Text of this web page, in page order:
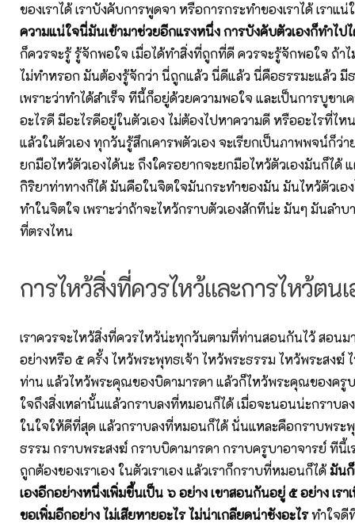
ของเราได้ เราบังคับการพูดจา หรือการกระทำของเราได้ เราแน่
ความแน่ใจนี่มันเข้ามาช่วยอีกแรงหนึ่ง การบังคับตัวเองก็ทำไป
ก็ควรจะรู้ รู้จักพอใจ เมื่อได้ทำสิ่งที่ถูกที่ดี ควรจะรู้จักพอใจ ถ้า
ไม่ทำหรอก มันต้องรู้จักว่า นี่ถูกแล้ว นี่ดีแล้ว นี่คือธรรมะแล้ว มี
เพราะว่าทำได้สำเร็จ ทีนี้ก็อยู่ด้วยความพอใจ และเป็นการบูชาเ
อะไรดี มีอะไรดีอยู่ในตัวเอง ไม่ต้องไปหาความดี หรืออะไรที่ไห
แล้วในตัวเอง ทุกวันรู้สึกเคารพตัวเอง จะเรียกเป็นภาพพจน์ก็ว่า
ยกมือไหว้ตัวเองได้นะ ถึงใครอยากจะยกมือไหว้ตัวเองมันก็ได้
กิริยาท่าทางก็ได้ มันคือในจิตใจมันกระทำของมัน มันไหว้ตัวเอ
ทำในจิตใจ เพราะว่าถ้าจะไหว้กราบตัวเองสักทีน่ะ มันๆ มันลำ
ที่ตรงไหน
การไหว้สิ่งที่ควรไหว้และการไหว้ตนเ
เราควรจะไหว้สิ่งที่ควรไหว้น่ะทุกวันตามที่ท่านสอนกันไว้ สอนม
อย่างหรือ ๕ ครั้ง ไหว้พระพุทธเจ้า ไหว้พระธรรม ไหว้พระสงฆ์
ท่าน แล้วไหว้พระคุณของบิดามารดา แล้วก็ไหว้พระคุณของครู
ใจถึงสิ่งเหล่านั้นแล้วกราบลงที่หมอนก็ได้ เมื่อจะนอนน่ะกราบ
ในใจให้ดีที่สุด แล้วกราบลงที่หมอนก็ได้ นั่นแหละคือกราบพระ
ธรรม กราบพระสงฆ์ กราบบิดามารดา กราบครูบาอาจารย์ ทีนี้เ
ถูกต้องของเราเอง ในตัวเราเอง แล้วเราก็กราบที่หมอนก็ได้มันก็
เองอีกอย่างหนึ่งเพิ่มขึ้นเป็น ๖ อย่าง เขาสอนกันอยู่ ๕ อย่าง เรา
ขอเพิ่มอีกอย่าง ไม่เสียหายอะไร ไม่น่าเกลียดน่าชังอะไรทำใจดี